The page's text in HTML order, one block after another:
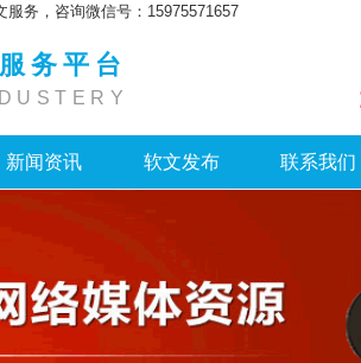
务，咨询微信号：15975571657
务平台
新闻资讯 软文发布 联系我们